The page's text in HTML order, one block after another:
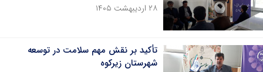
۲۸ اردیبهشت ۱۴۰۵
تأکید بر نقش مهم سلامت در توسعه
شهرستان زیرکوه